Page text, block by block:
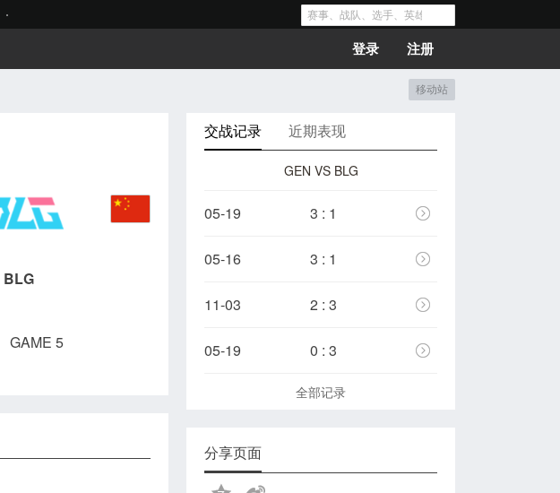
登录 注册
移动站
BLG
GAME 5
交战记录 近期表现
GEN VS BLG
05-19 3 : 1
05-16 3 : 1
11-03 2 : 3
05-19 0 : 3
全部记录
分享页面